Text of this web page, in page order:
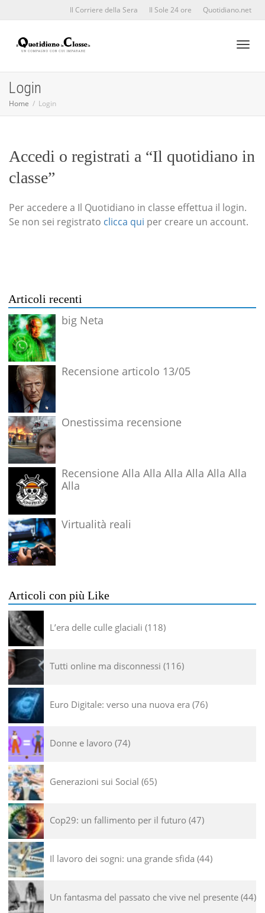
Il Corriere della Sera Il Sole 24 ore Quotidiano.net
Login
Home Login
Accedi o registrati a “Il quotidiano in
classe”
Per accedere a Il Quotidiano in classe effettua il login.
Se non sei registrato clicca qui per creare un account.
Articoli recenti
big Neta
Recensione articolo 13/05
Onestissima recensione
Recensione Alla Alla Alla Alla Alla Alla
Alla
Virtualità reali
Articoli con più Like
L’era delle culle glaciali 118
Tutti online ma disconnessi 116
Euro Digitale: verso una nuova era 76
Donne e lavoro 74
Generazioni sui Social 65
Cop29: un fallimento per il futuro 47
Il lavoro dei sogni: una grande sfida 44
Un fantasma del passato che vive nel presente 44